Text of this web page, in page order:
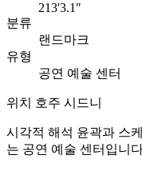
213'3.1"
분류
랜드마크
유형
공연 예술 센터
위치 호주 시드니
시각적 해석 윤곽과 스
는 공연 예술 센터입니